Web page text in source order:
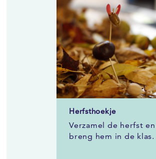
Herfsthoekje
Verzamel de herfst en
breng hem in de klas.